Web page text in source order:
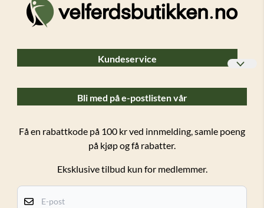
Kundeservice
Ofte stilte spørsmål (FAQ)
Forsendelser og retur
Salgsbetingelser
Personvern
Kundeklubb
Bli med på e-postlisten vår
Få en rabattkode på 100 kr ved innmelding, samle poeng
på kjøp og få rabatter.
Eksklusive tilbud kun for medlemmer.